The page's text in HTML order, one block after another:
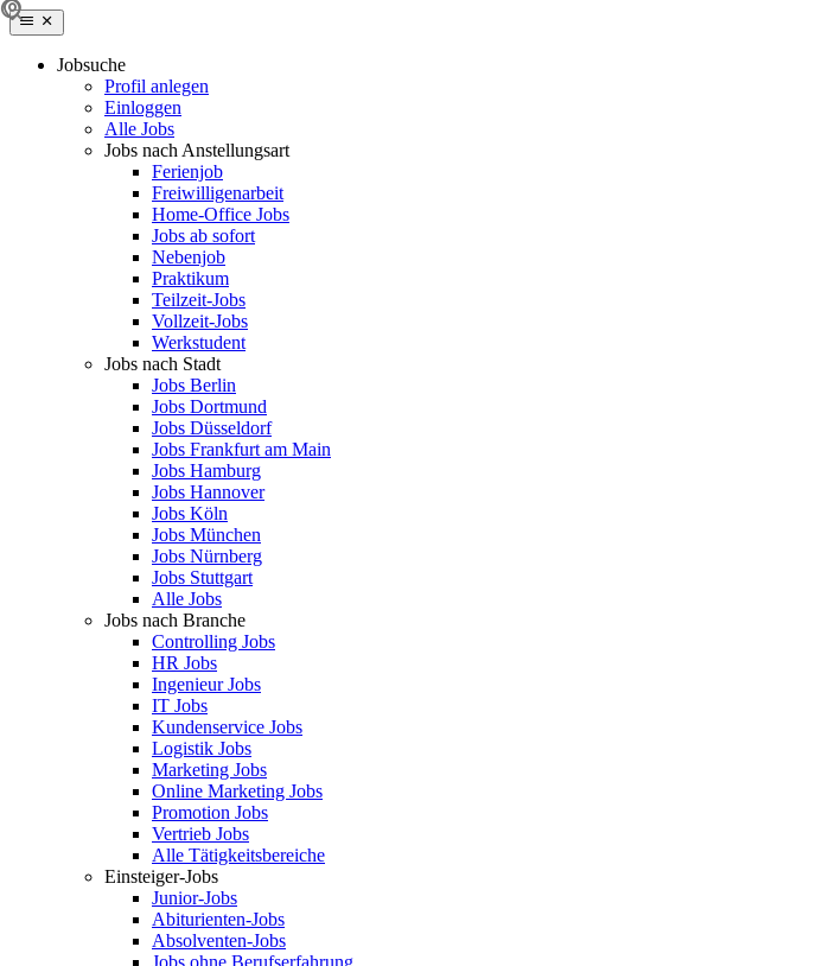
Jobsuche
Profil anlegen
Einloggen
Alle Jobs
Jobs nach Anstellungsart
Ferienjob
Freiwilligenarbeit
Home-Office Jobs
Jobs ab sofort
Nebenjob
Praktikum
Teilzeit-Jobs
Vollzeit-Jobs
Werkstudent
Jobs nach Stadt
Jobs Berlin
Jobs Dortmund
Jobs Düsseldorf
Jobs Frankfurt am Main
Jobs Hamburg
Jobs Hannover
Jobs Köln
Jobs München
Jobs Nürnberg
Jobs Stuttgart
Alle Jobs
Jobs nach Branche
Controlling Jobs
HR Jobs
Ingenieur Jobs
IT Jobs
Kundenservice Jobs
Logistik Jobs
Marketing Jobs
Online Marketing Jobs
Promotion Jobs
Vertrieb Jobs
Alle Tätigkeitsbereiche
Einsteiger-Jobs
Junior-Jobs
Abiturienten-Jobs
Absolventen-Jobs
Jobs ohne Berufserfahrung